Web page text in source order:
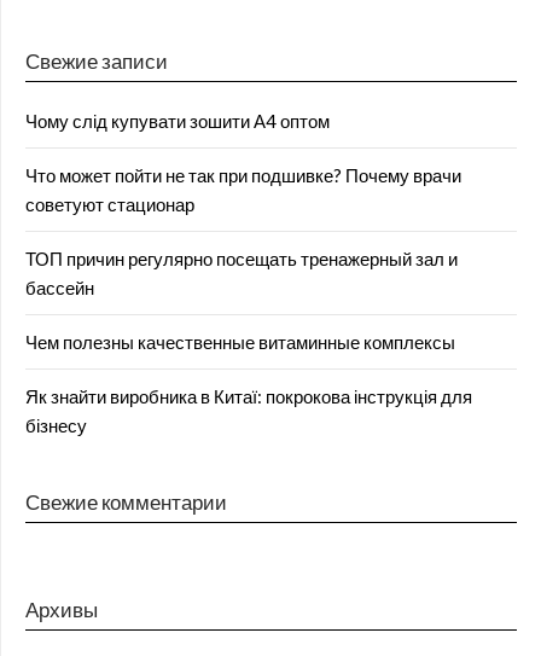
Свежие записи
Чому слід купувати зошити А4 оптом
Что может пойти не так при подшивке? Почему врачи
советуют стационар
ТОП причин регулярно посещать тренажерный зал и
бассейн
Чем полезны качественные витаминные комплексы
Як знайти виробника в Китаї: покрокова інструкція для
бізнесу
Свежие комментарии
Архивы